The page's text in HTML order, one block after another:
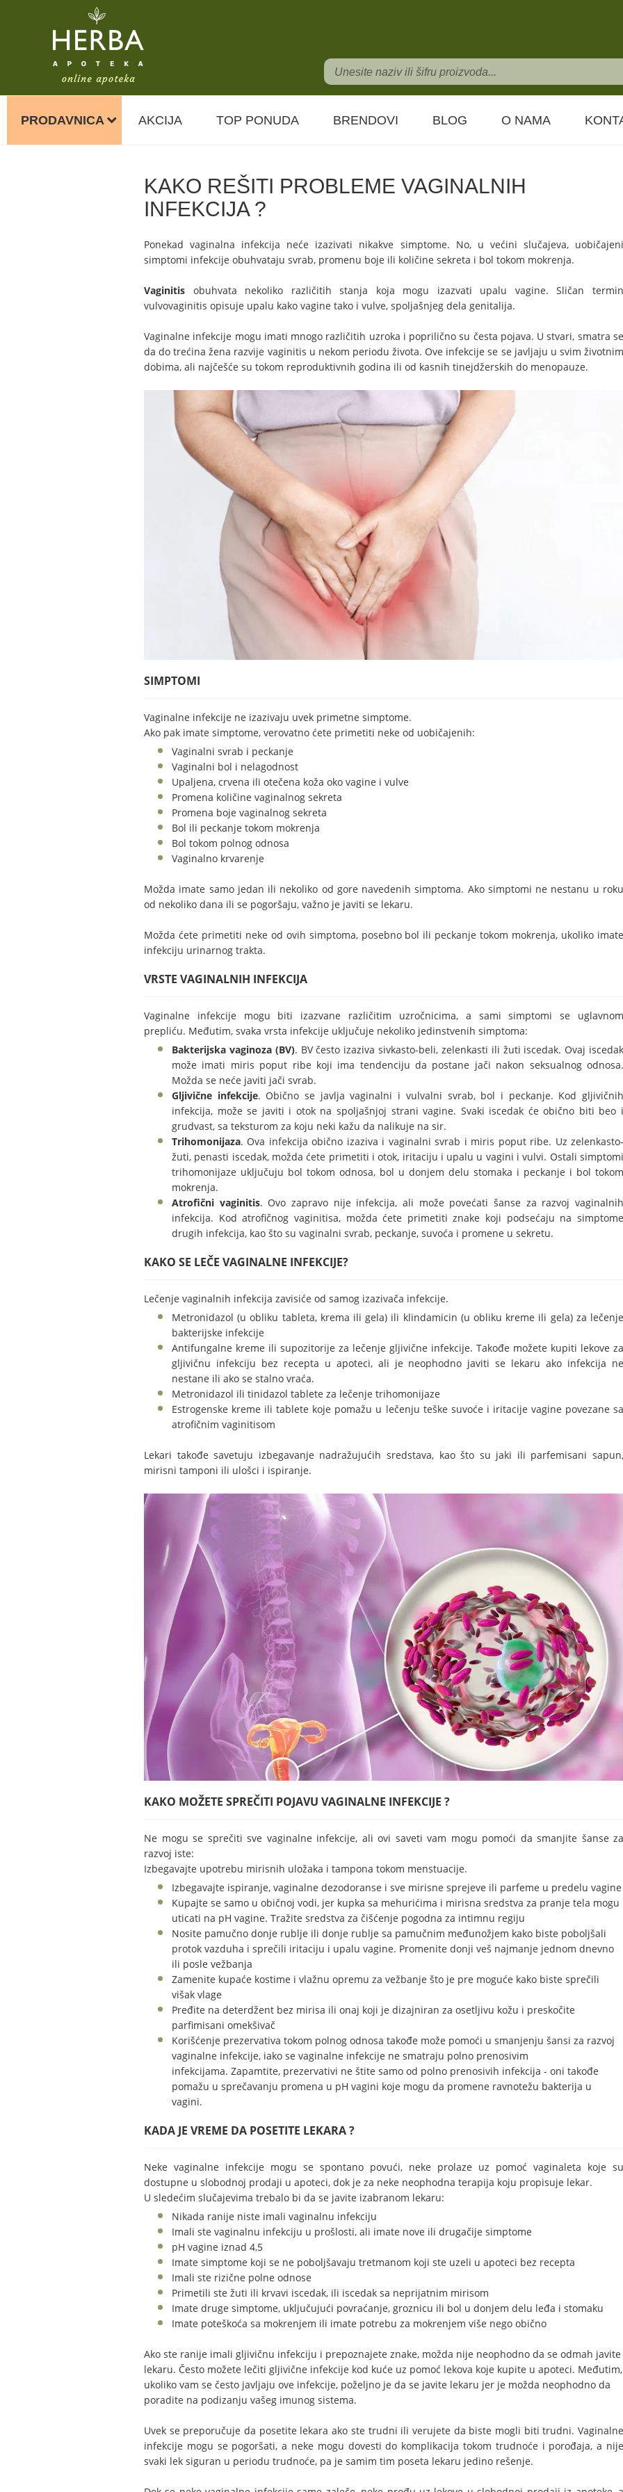
PRODAVNICA AKCIJA TOP PONUDA BRENDOVI BLOG O NAMA
KAKO REŠITI PROBLEME VAGINALNIH INFEKCIJA ?
KAKO REŠITI PROBLEME VAGINALNIH
INFEKCIJA ?
Ponekad vaginalna infekcija neće izazivati nikakve simptome. No, u većini slučajeva, uobičajeni
simptomi infekcije obuhvataju svrab, promenu boje ili količine sekreta i bol tokom mokrenja.
Vaginitis obuhvata nekoliko različitih stanja koja mogu izazvati upalu vagine. Sličan termin
vulvovaginitis opisuje upalu kako vagine tako i vulve, spoljašnjeg dela genitalija.
Vaginalne infekcije mogu imati mnogo različitih uzroka i poprilično su česta pojava. U stvari, smatra se
da do trećina žena razvije vaginitis u nekom periodu života. Ove infekcije se se javljaju u svim životnim
dobima, ali najčešće su tokom reproduktivnih godina ili od kasnih tinejdžerskih do menopauze.
SIMPTOMI
Vaginalne infekcije ne izazivaju uvek primetne simptome.
Ako pak imate simptome, verovatno ćete primetiti neke od uobičajenih:
Vaginalni svrab i peckanje
Vaginalni bol i nelagodnost
Upaljena, crvena ili otečena koža oko vagine i vulve
Promena količine vaginalnog sekreta
Promena boje vaginalnog sekreta
Bol ili peckanje tokom mokrenja
Bol tokom polnog odnosa
Vaginalno krvarenje
Možda imate samo jedan ili nekoliko od gore navedenih simptoma. Ako simptomi ne nestanu u roku
od nekoliko dana ili se pogoršaju, važno je javiti se lekaru.
Možda ćete primetiti neke od ovih simptoma, posebno bol ili peckanje tokom mokrenja, ukoliko imate
infekciju urinarnog trakta.
VRSTE VAGINALNIH INFEKCIJA
Vaginalne infekcije mogu biti izazvane različitim uzročnicima, a sami simptomi se uglavnom
prepliću. Međutim, svaka vrsta infekcije uključuje nekoliko jedinstvenih simptoma:
Bakterijska vaginoza (BV). BV često izaziva sivkasto-beli, zelenkasti ili žuti iscedak. Ovaj
može imati miris poput ribe koji ima tendenciju da postane jači nakon seksualnog odnosa.
Možda se neće javiti jači svrab.
Gljivične infekcije. Obično se javlja vaginalni i vulvalni svrab, bol i peckanje. Kod
infekcija, može se javiti i otok na spoljašnjoj strani vagine. Svaki iscedak će obično biti beo i
grudvast, sa teksturom za koju neki kažu da nalikuje na sir.
Trihomonijaza. Ova infekcija obično izaziva i vaginalni svrab i miris poput ribe. Uz zelenkasto-
žuti, penasti iscedak, možda ćete primetiti i otok, iritaciju i upalu u vagini i vulvi. Ostali simptomi
trihomonijaze uključuju bol tokom odnosa, bol u donjem delu stomaka i peckanje i bol tokom
mokrenja.
Atrofični vaginitis. Ovo zapravo nije infekcija, ali može povećati šanse za razvoj
infekcija. Kod atrofičnog vaginitisa, možda ćete primetiti znake koji podsećaju na simptome
drugih infekcija, kao što su vaginalni svrab, peckanje, suvoća i promene u sekretu.
KAKO SE LEČE VAGINALNE INFEKCIJE?
Lečenje vaginalnih infekcija zavisiće od samog izazivača infekcije.
Metronidazol (u obliku tableta, krema ili gela) ili klindamicin (u obliku kreme ili gela) za lečenje
bakterijske infekcije
Antifungalne kreme ili supozitorije za lečenje gljivične infekcije. Takođe možete kupiti lekove za
gljivičnu infekciju bez recepta u apoteci, ali je neophodno javiti se lekaru ako infekcija ne
nestane ili ako se stalno vraća.
Metronidazol ili tinidazol tablete za lečenje trihomonijaze
Estrogenske kreme ili tablete koje pomažu u lečenju teške suvoće i iritacije vagine povezane sa
atrofičnim vaginitisom
Lekari takođe savetuju izbegavanje nadražujućih sredstava, kao što su jaki ili parfemisani sapun,
mirisni tamponi ili ulošci i ispiranje.
KAKO MOŽETE SPREČITI POJAVU VAGINALNE INFEKCIJE ?
Ne mogu se sprečiti sve vaginalne infekcije, ali ovi saveti vam mogu pomoći da smanjite šanse za
razvoj iste:
Izbegavajte upotrebu mirisnih uložaka i tampona tokom menstuacije.
Izbegavajte ispiranje, vaginalne dezodoranse i sve mirisne sprejeve ili parfeme u predelu vagine
Kupajte se samo u običnoj vodi, jer kupka sa mehurićima i mirisna sredstva za pranje tela mogu
uticati na pH vagine. Tražite sredstva za čišćenje pogodna za intimnu regiju
Nosite pamučno donje rublje ili donje rublje sa pamučnim međunožjem kako biste poboljšali
protok vazduha i sprečili iritaciju i upalu vagine. Promenite donji veš najmanje jednom dnevno
ili posle vežbanja
Zamenite kupaće kostime i vlažnu opremu za vežbanje što je pre moguće kako biste sprečili
višak vlage
Pređite na deterdžent bez mirisa ili onaj koji je dizajniran za osetljivu kožu i preskočite
parfimisani omekšivač
Korišćenje prezervativa tokom polnog odnosa takođe može pomoći u smanjenju šansi za razvoj
vaginalne infekcije, iako se vaginalne infekcije ne smatraju polno prenosivim
infekcijama. Zapamtite, prezervativi ne štite samo od polno prenosivih infekcija - oni takođe
pomažu u sprečavanju promena u pH vagini koje mogu da promene ravnotežu bakterija u
vagini.
KADA JE VREME DA POSETITE LEKARA ?
Neke vaginalne infekcije mogu se spontano povući, neke prolaze uz pomoć vaginaleta koje su
dostupne u slobodnoj prodaji u apoteci, dok je za neke neophodna terapija koju propisuje lekar.
U sledećim slučajevima trebalo bi da se javite izabranom lekaru:
Nikada ranije niste imali vaginalnu infekciju
Imali ste vaginalnu infekciju u prošlosti, ali imate nove ili drugačije simptome
pH vagine iznad 4,5
Imate simptome koji se ne poboljšavaju tretmanom koji ste uzeli u apoteci bez recepta
Imali ste rizične polne odnose
Primetili ste žuti ili krvavi iscedak, ili iscedak sa neprijatnim mirisom
Imate druge simptome, uključujući povraćanje, groznicu ili bol u donjem delu leđa i stomaku
Imate poteškoća sa mokrenjem ili imate potrebu za mokrenjem više nego obično
Ako ste ranije imali gljivičnu infekciju i prepoznajete znake, možda nije neophodno da se odmah javite
lekaru. Često možete lečiti gljivične infekcije kod kuće uz pomoć lekova koje kupite u apoteci. Međutim,
ukoliko vam se često javljaju ove infekcije, poželjno je da se javite lekaru jer je možda neophodno da
poradite na podizanju vašeg imunog sistema.
Uvek se preporučuje da posetite lekara ako ste trudni ili verujete da biste mogli biti trudni. Vaginalne
infekcije mogu se pogoršati, a neke mogu dovesti do komplikacija tokom trudnoće i porođaja, a nije
svaki lek siguran u periodu trudnoće, pa je samim tim poseta lekaru jedino rešenje.